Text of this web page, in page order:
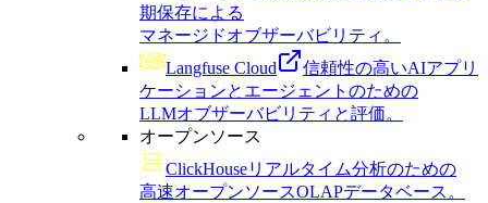
期保存による
マネージドオブザーバビリティ。
Langfuse Cloud
信頼性の高いAIアプリ
ケーションとエージェントのための
LLMオブザーバビリティと評価。
オープンソース
ClickHouseリアルタイム分析のための
高速オープンソースOLAPデータベース。